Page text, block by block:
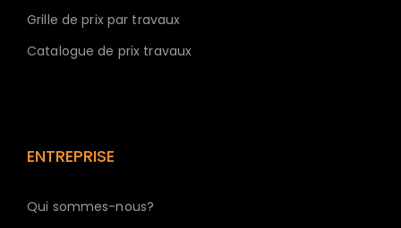
Grille de prix par travaux
Catalogue de prix travaux
ENTREPRISE
Qui sommes-nous?